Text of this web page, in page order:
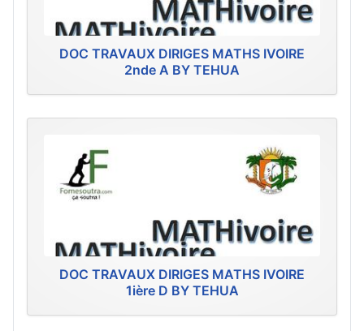
DOC TRAVAUX DIRIGES MATHS IVOIRE
2nde A BY TEHUA
DOC TRAVAUX DIRIGES MATHS IVOIRE
1ière D BY TEHUA